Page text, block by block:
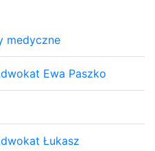
medyczne
Ewa Paszko
Łukasz